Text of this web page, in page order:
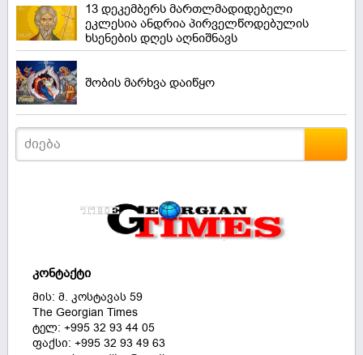
13 დეკემბერს მართლმადიდებელი
ეკლესია ანდრია პირველწოდებულის
ხსენების დღეს აღნიშნავს
შობის მარხვა დაიწყო
კონტაქტი
მის: მ. კოსტავას 59
The Georgian Times
ტელ: +995 32 93 44 05
ფაქსი: +995 32 93 49 63